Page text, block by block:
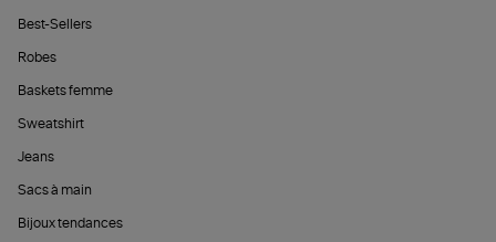
Best-Sellers
Robes
Baskets femme
Sweatshirt
Jeans
Sacs à main
Bijoux tendances